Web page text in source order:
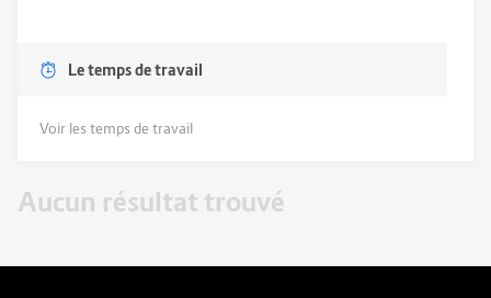
Le temps de travail
Voir les temps de travail
Aucun résultat trouvé